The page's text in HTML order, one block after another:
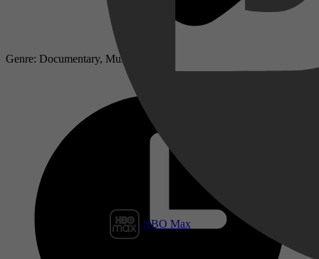
HBO Max
Genre: Documentary, Music